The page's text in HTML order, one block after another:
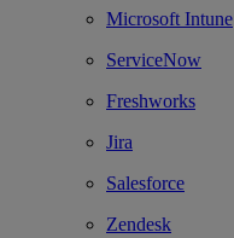
Microsoft Intune
ServiceNow
Freshworks
Jira
Salesforce
Zendesk